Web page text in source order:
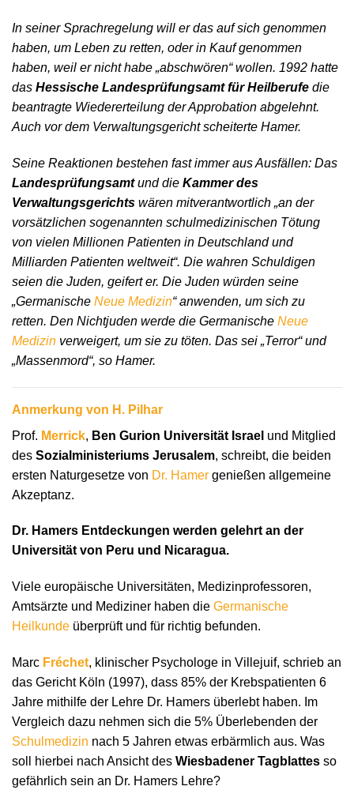
In seiner Sprachregelung will er das auf sich genommen
haben, um Leben zu retten, oder in Kauf genommen
haben, weil er nicht habe „abschwören“ wollen. 1992 hatte
das Hessische Landesprüfungsamt für Heilberufe die
beantragte Wiedererteilung der Approbation abgelehnt.
Auch vor dem Verwaltungsgericht scheiterte Hamer.
Seine Reaktionen bestehen fast immer aus Ausfällen: Das
Landesprüfungsamtund die Kammer des
Verwaltungsgerichts wären mitverantwortlich „an der
vorsätzlichen sogenannten schulmedizinischen Tötung
von vielen Millionen Patienten in Deutschland und
Milliarden Patienten weltweit“. Die wahren Schuldigen
seien die Juden, geifert er. Die Juden würden seine
„Germanische Neue Medizin“ anwenden, um sich zu
retten. Den Nichtjuden werde die Germanische Neue
Medizin verweigert, um sie zu töten. Das sei „Terror“ und
„Massenmord“, so Hamer.
Anmerkung von H. Pilhar
Prof. Merrick, Ben Gurion Universität Israel und Mitglied
des Sozialministeriums Jerusalem, schreibt, die beiden
ersten Naturgesetze von Dr. Hamer genießen allgemeine
Akzeptanz.
Dr. Hamers Entdeckungen werden gelehrt an der
Universität von Peru und Nicaragua.
Viele europäische Universitäten, Medizinprofessoren,
Amtsärzte und Mediziner haben die Germanische
Heilkunde überprüft und für richtig befunden.
Marc Fréchet, klinischer Psychologe in Villejuif, schrieb an
das Gericht Köln (1997), dass 85% der Krebspatienten 6
Jahre mithilfe der Lehre Dr. Hamers überlebt haben. Im
Vergleich dazu nehmen sich die 5% Überlebenden der
Schulmedizin nach 5 Jahren etwas erbärmlich aus. Was
soll hierbei nach Ansicht des Wiesbadener Tagblattes so
gefährlich sein an Dr. Hamers Lehre?